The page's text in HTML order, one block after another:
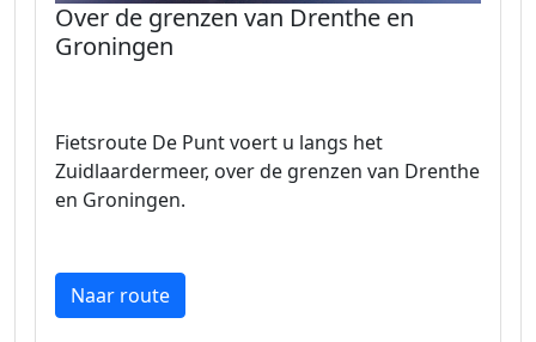
Over de grenzen van Drenthe en
Groningen
Fietsroute De Punt voert u langs het
Zuidlaardermeer, over de grenzen van Drenthe
en Groningen.
Naar route